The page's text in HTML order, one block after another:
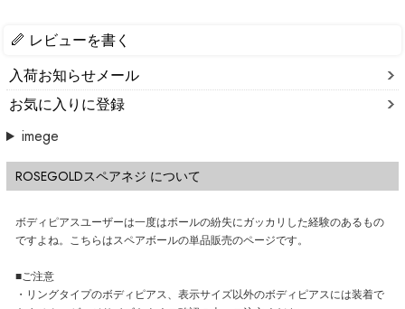
レビューを書く
入荷お知らせメール
お気に入りに登録
imege
ROSEGOLDスペアネジ について
ボディピアスユーザーは一度はボールの紛失にガッカリした経験のあるもの
ですよね。こちらはスペアボールの単品販売のページです。
■ご注意
・リングタイプのボディピアス、表示サイズ以外のボディピアスには装着で